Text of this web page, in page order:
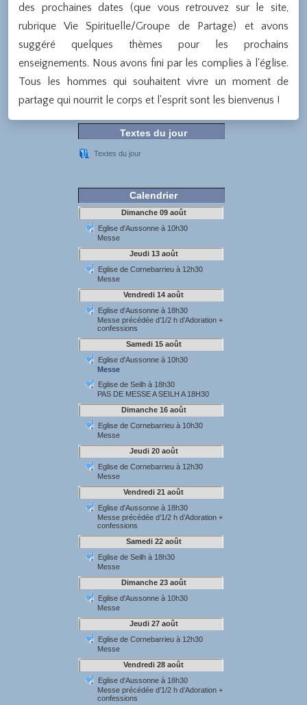
des prochaines dates (que vous retrouvez sur le site,
rubrique Vie Spirituelle/Groupe de Partage) et avons
suggéré quelques thèmes pour les prochains
enseignements. Nous avons fini par les complies à l'église.
Tous les hommes qui souhaitent vivre un moment de
partage qui nourrit le corps et l'esprit sont les bienvenus !
Textes du jour
Textes du jour